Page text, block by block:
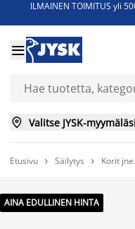
ILMAINEN TOIMITUS yli

 Valitse JYSK-
Etusivu  Säilytys  Korit jne.
AINA EDULLINEN HINTA